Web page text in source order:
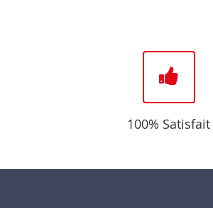
100% Satisfait